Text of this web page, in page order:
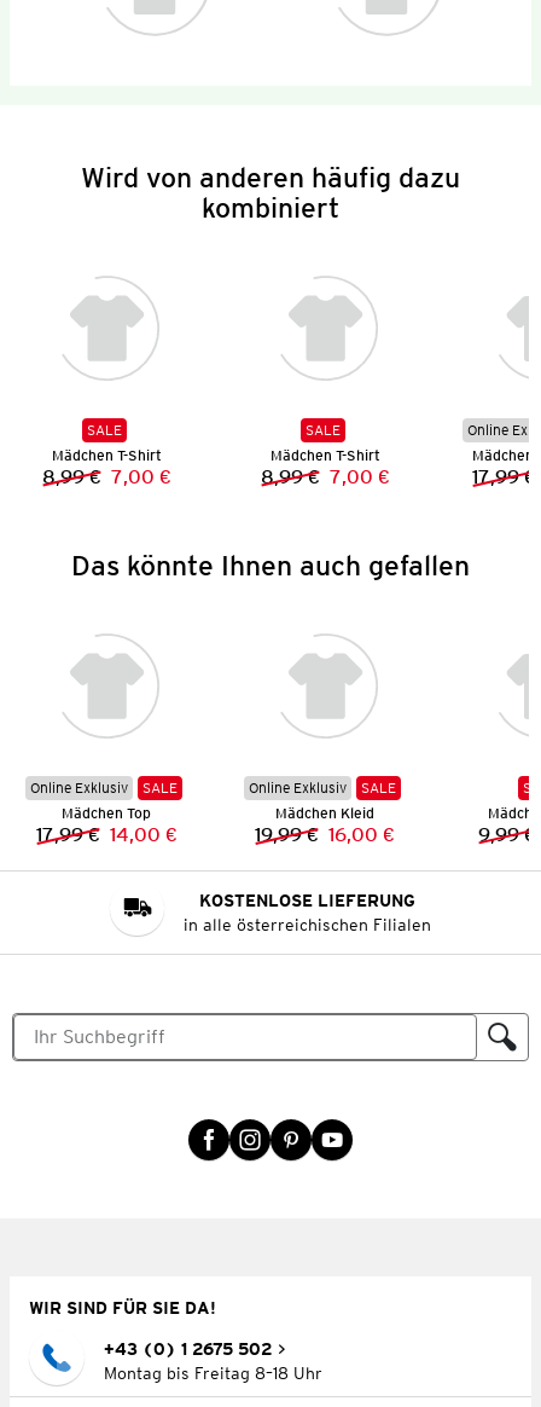
Wird von anderen häufig dazu
kombiniert
SALE
Mädchen T-Shirt
Vorheriger Preis:
8,99 € Neuer Preis:
7,00 €
SALE
Mädchen T-Shirt
Vorheriger Preis:
8,99 € Neuer Preis:
7,00 €
Online
Mädchen
17,99 €
Das könnte Ihnen auch gefallen
Online Exklusiv
SALE
Mädchen Top
Vorheriger Preis:
17,99 € Neuer Preis:
14,00 €
Online Exklusiv
SALE
Mädchen Kleid
Vorheriger Preis:
19,99 € Neuer Preis:
16,00 € 9,99 €
KOSTENLOSE LIEFERUNG
in alle österreichischen Filialen
WIR SIND FÜR SIE DA!
+43 (0) 1 2675 502
Montag bis Freitag 8–18 Uhr